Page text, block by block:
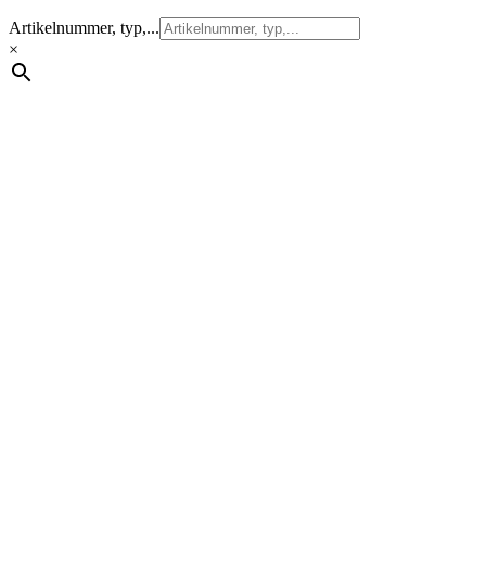
Artikelnummer, typ,...
×